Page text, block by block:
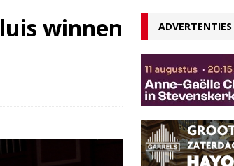
winnen
ADVERTENTIES